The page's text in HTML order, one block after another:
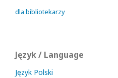
dla bibliotekarzy
Język / Language
Język Polski